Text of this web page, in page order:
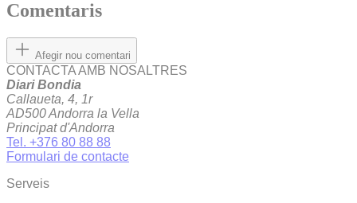
Comentaris
Afegir nou comentari
CONTACTA AMB NOSALTRES
Diari Bondia
Callaueta, 4, 1r
AD500 Andorra la Vella
Principat d'Andorra
Tel. +376 80 88 88
Formulari de contacte
Serveis